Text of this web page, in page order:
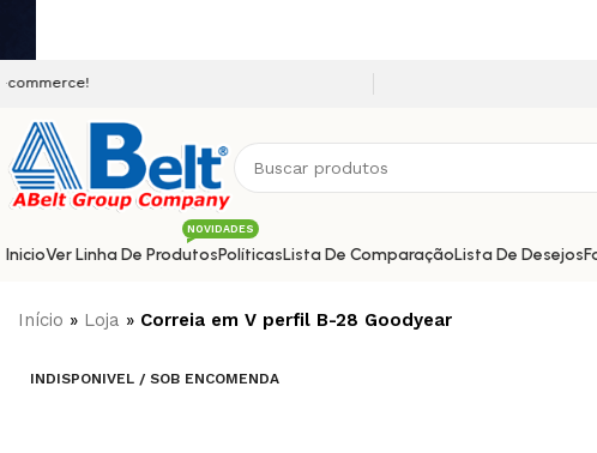
InicioVer Linha De Produtos
NOVIDADES
PolíticasLista De ComparaçãoLista De Desejos
Início » Loja » Correia em V perfil B-28 Goodyear
INDISPONIVEL / SOB ENCOMENDA